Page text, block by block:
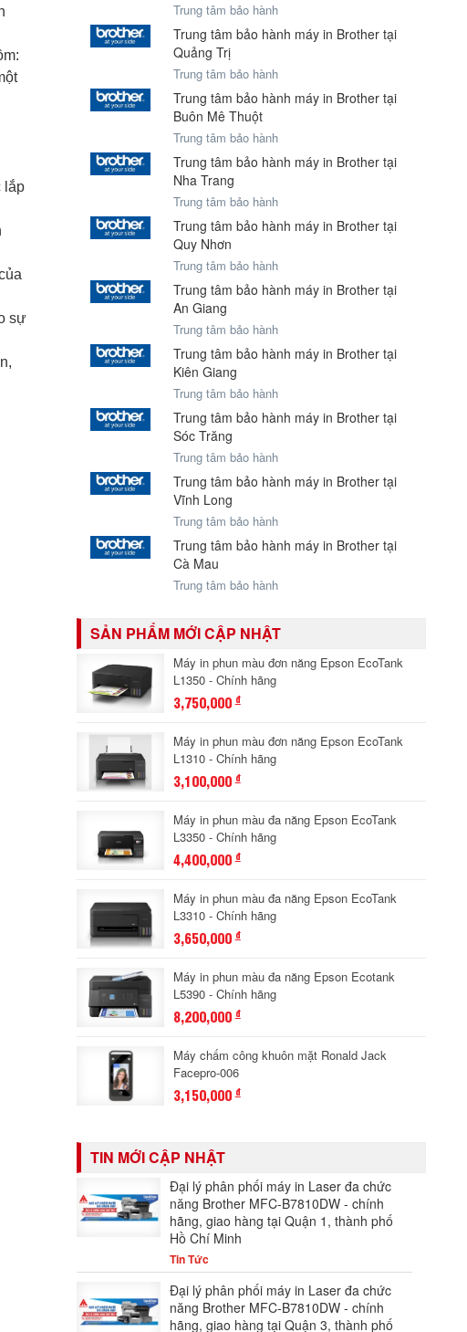
lắp
sự
Trung tâm bảo hành
Trung tâm bảo hành máy in Brother tại
Quảng Trị
Trung tâm bảo hành
Trung tâm bảo hành máy in Brother tại
Buôn Mê Thuột
Trung tâm bảo hành
Trung tâm bảo hành máy in Brother tại
Nha Trang
Trung tâm bảo hành
Trung tâm bảo hành máy in Brother tại
Quy Nhơn
Trung tâm bảo hành
Trung tâm bảo hành máy in Brother tại
An Giang
Trung tâm bảo hành
Trung tâm bảo hành máy in Brother tại
Kiên Giang
Trung tâm bảo hành
Trung tâm bảo hành máy in Brother tại
Sóc Trăng
Trung tâm bảo hành
Trung tâm bảo hành máy in Brother tại
Vĩnh Long
Trung tâm bảo hành
Trung tâm bảo hành máy in Brother tại
Cà Mau
Trung tâm bảo hành
SẢN PHẨM MỚI CẬP NHẬT
Máy in phun màu đơn năng Epson EcoTank
L1350 - Chính hãng
3,750,000đ
Máy in phun màu đơn năng Epson EcoTank
L1310 - Chính hãng
3,100,000đ
Máy in phun màu đa năng Epson EcoTank
L3350 - Chính hãng
4,400,000đ
Máy in phun màu đa năng Epson EcoTank
L3310 - Chính hãng
3,650,000đ
Máy in phun màu đa năng Epson Ecotank
L5390 - Chính hãng
8,200,000đ
Máy chấm công khuôn mặt Ronald Jack
Facepro-006
3,150,000đ
TIN MỚI CẬP NHẬT
Đại lý phân phối máy in Laser đa chức
năng Brother MFC-B7810DW - chính
hãng, giao hàng tại Quận 1, thành phố
Hồ Chí Minh
Tin Tức
Đại lý phân phối máy in Laser đa chức
năng Brother MFC-B7810DW - chính
hãng, giao hàng tại Quận 3, thành phố